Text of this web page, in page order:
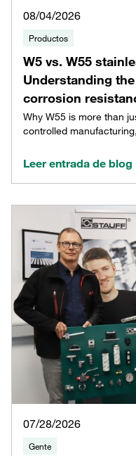
08/04/2026
Productos
W5 vs. W55
Understanding
corrosion
Why W55 is more than
controlled
Leer entrada de blog
07/28/2026
Gente